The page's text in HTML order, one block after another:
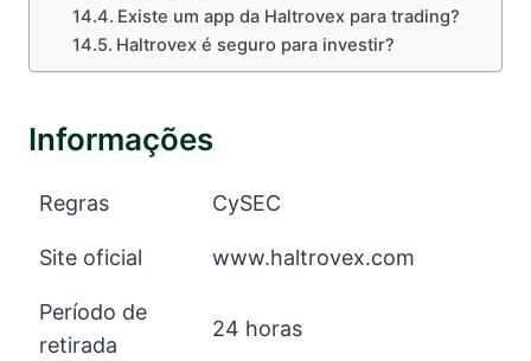
Existe um app da Haltrovex para trading?
Haltrovex é seguro para investir?
Informações
Regras CySEC
Site oficial www.haltrovex.com
Período de
retirada
24 horas